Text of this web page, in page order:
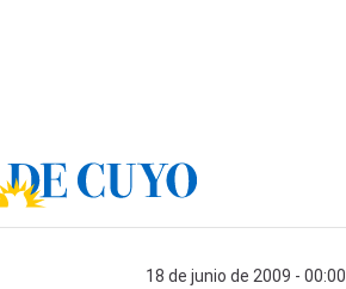
18 de junio de 2009 - 00:00